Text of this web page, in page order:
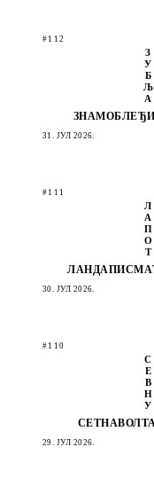
#112
З
У
Б
Љ
А
ЗНАМОБЛЕЂИ
31. ЈУЛ 2026.
#111
Л
А
П
О
Т
ЛАНДАПИСМА
30. ЈУЛ 2026.
#110
С
Е
В
Н
У
СЕТНА
29. ЈУЛ 2026.